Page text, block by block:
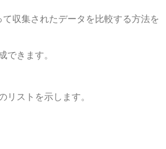
収集されたデータを比較する方法を
きます。
ストを示します。